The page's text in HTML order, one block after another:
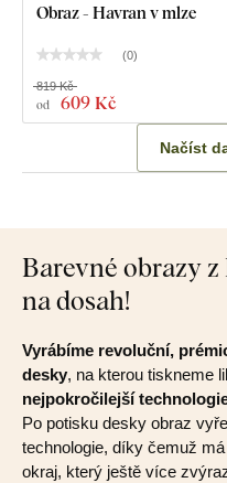
Obraz - Havran v mlze
(0)
od 609 Kč
819 Kč
Načíst
Barevné obrazy
na dosah!
Vyrábíme revoluční,
desky, na kterou tiskneme
nejpokročilejší
Po potisku desky obraz
technologie, díky čemuž
okraj, který ještě více